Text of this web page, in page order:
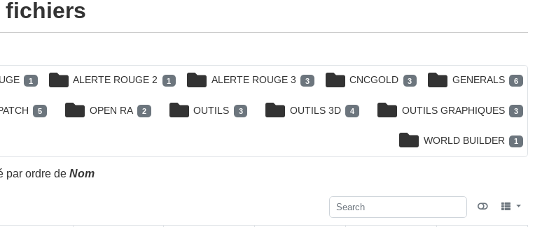
fichiers
1 ALERTE ROUGE 2 1 ALERTE ROUGE 3 3 CNCGOLD 3 GENERALS 6
5 OPEN RA 2 OUTILS 3 OUTILS 3D 4 OUTILS GRAPHIQUES 3
WORLD BUILDER 1
par ordre deNom